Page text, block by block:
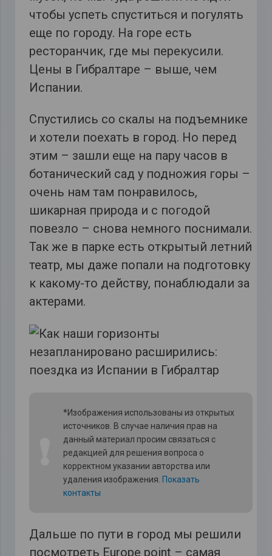
чтобы успеть спуститься и погулять
еще по городу. На горе есть
ресторанчик, где мы перекусили.
Цены в Гибралтаре – выше, чем
Испании.
Спустились со скалы на подъемнике
и хотели поехать в город. Но перед
этим – зашли еще на пару часов в
ботанический сад у подножия горы –
очень нам там понравилось,
шикарная природа и с погодой
повезло – снова немного поснимали.
Так же в парке есть открытый летний
театр, мы даже попали на подготовку
к какому-то действу, понаблюдали за
актерами.
*Изображения использованы из открытых
источников. В случае наличия прав на
данный материал просим связаться с
редакцией для решения вопроса о
корректном указании авторства или
удаления изображения. Показать
контакты
Дальше по пути в город мы решили
посмотреть Europe point – самая